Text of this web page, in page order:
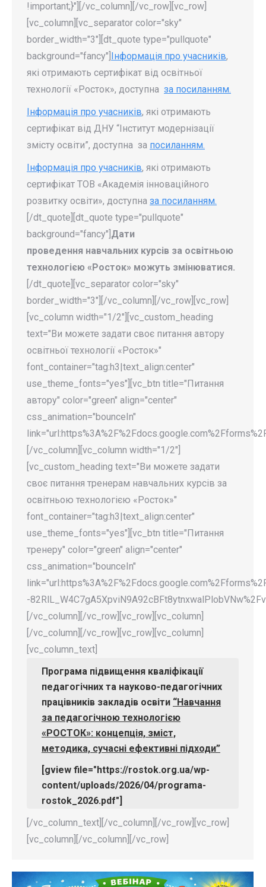
!important;}"][/vc_column][/vc_row][vc_row]
[vc_column][vc_separator color="sky"
border_width="3"][dt_quote type="pullquote"
background="fancy"] Інформація про учасників,
які отримають сертифікат від освітньої
технології «Росток», доступна за посиланням.
Інформація про учасників, які отримають
сертифікат від ДНУ “Інститут модернізації
змісту освіти”, доступна за посиланням.
Інформація про учасників, які отримають
сертифікат ТОВ «Академія інноваційного
розвитку освіти», доступна за посиланням.
[/dt_quote][dt_quote type="pullquote"
background="fancy"] Дати
проведення навчальних курсів за освітньою
технологією «Росток» можуть змінюватися.
[/dt_quote][vc_separator color="sky"
border_width="3"][/vc_column][/vc_row][vc_row]
[vc_column width="1/2"][vc_custom_heading
text="Ви можете задати своє питання автору
освітньої технології «Росток»"
font_container="tag:h3|text_align:center"
use_theme_fonts="yes"][vc_btn title="Питання
автору" color="green" align="center"
css_animation="bounceIn"
[/vc_column][vc_column width="1/2"]
[vc_custom_heading text="Ви можете задати
своє питання тренерам навчальних курсів за
освітньою технологією «Росток»"
font_container="tag:h3|text_align:center"
use_theme_fonts="yes"][vc_btn title="Питання
тренеру" color="green" align="center"
css_animation="bounceIn"
-
[/vc_column][/vc_row][vc_row][vc_column]
[/vc_column][/vc_row][vc_row][vc_column]
[vc_column_text]
Програма підвищення кваліфікації
педагогічних та науково-педагогічних
працівників закладів освіти “Навчання
за педагогічною технологією
«РОСТОК»: концепція, зміст,
методика, сучасні ефективні підходи”
[gview file="https://rostok.org.ua/wp-
content/uploads/2026/04/programa-
rostok_2026.pdf"]
[/vc_column_text][/vc_column][/vc_row][vc_row]
[vc_column][/vc_column][/vc_row]